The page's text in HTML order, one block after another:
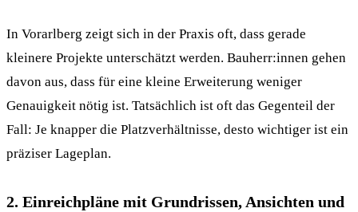
In Vorarlberg zeigt sich in der Praxis oft, dass gerade
kleinere Projekte unterschätzt werden. Bauherr:innen gehen
davon aus, dass für eine kleine Erweiterung weniger
Genauigkeit nötig ist. Tatsächlich ist oft das Gegenteil der
Fall: Je knapper die Platzverhältnisse, desto wichtiger ist ein
präziser Lageplan.
2. Einreichpläne mit Grundrissen, Ansichten und